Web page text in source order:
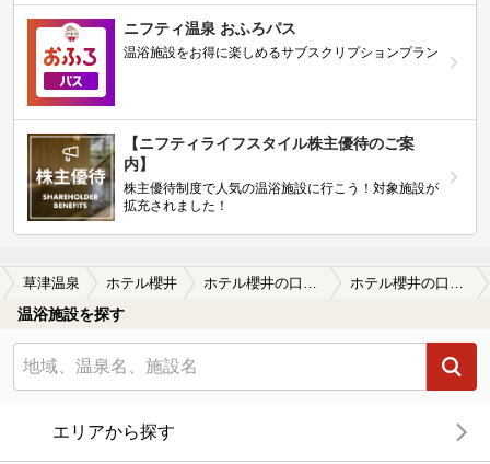
ニフティ温泉 おふろパス
温浴施設をお得に楽しめるサブスクリプションプラン
【ニフティライフスタイル株主優待のご案
内】
株主優待制度で人気の温浴施設に行こう！対象施設が
拡充されました！
草津温泉 ホテル櫻井 ホテル櫻井の口コミ一覧 ホテル櫻井の口コミ 家族で夏休みに宿泊してきました
温浴施設を探す
エリアから探す